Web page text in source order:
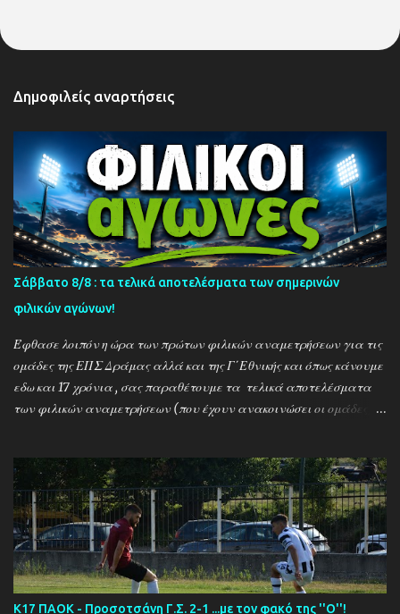
Δημοφιλείς αναρτήσεις
Σάββατο 8/8 : τα τελικά αποτελέσματα των σημερινών
φιλικών αγώνων!
Έφθασε λοιπόν η ώρα των πρώτων φιλικών αναμετρήσεων για τις
ομάδες της ΕΠΣ Δράμας αλλά και της Γ΄Εθνικής και όπως κάνουμε
εδω και 17 χρόνια , σας παραθέτουμε τα τελικά αποτελέσματα
των φιλικών αναμετρήσεων (που έχουν ανακοινώσει οι ομάδες) ....
Ξηροποτάμος - Νευροκοπι 2-2 Α.Ο. Καβάλα - Αγ. Αθανάσιος 5-1
Μαυρόβατος - Αμπελοκηποι 0-2 Κ17 ΠΑΟΚ - Προσοτσάνη 2-1
(7/8) ------------------------------------------------------
--------- Ν. Αμισος - Νεοχώρι Σερρών 3-0
Κ17 ΠΑΟΚ - Προσοτσάνη Γ.Σ. 2-1 ...με τον φακό της ''Ο''!